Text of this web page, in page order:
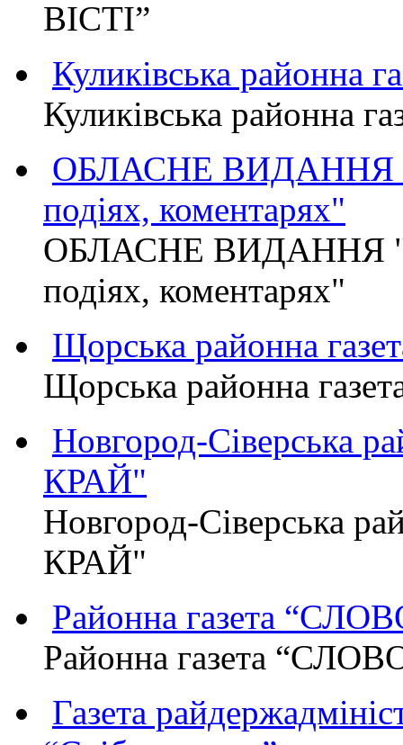
ВІСТІ”
Куликівська районна
Куликівська районна
ОБЛАСНЕ ВИДАННЯ
подіях, коментарях"
ОБЛАСНЕ ВИДАННЯ
подіях, коментарях"
Щорська районна
Щорська районна
Новгород-Сіверська
КРАЙ"
Новгород-Сіверська
КРАЙ"
Районна газета
Районна газета
Газета